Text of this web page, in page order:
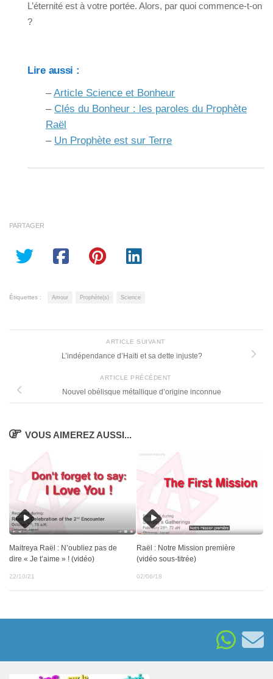
L’éternité est à votre portée. Alors, par quoi commence-t-on
?
Lire aussi :
–Article Science et Bonheur
– Clés du Bonheur : les paroles du Prophète
Raël
– Un Prophète est sur Terre
PARTAGER
Étiquettes : Amour Prophète(s) Science
ARTICLE SUIVANT
L’indépendance d’Haïti et sa dette injuste?
ARTICLE PRÉCÉDENT
Nouvel obélisque métallique d’origine inconnue
VOUS AIMEREZ AUSSI...
Maitreya Raël : N’oubliez pas de
dire « Je t’aime » ! (vidéo)
22/10/21
Raël : Notre Mission première
(vidéo sous-titrée)
02/06/18